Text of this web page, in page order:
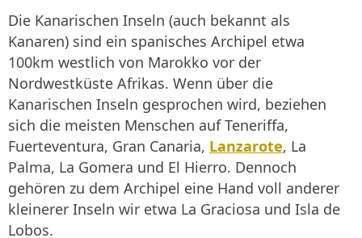
Die Kanarischen Inseln (auch bekannt als
Kanaren) sind ein spanisches Archipel etwa
100km westlich von Marokko vor der
Nordwestküste Afrikas. Wenn über die
Kanarischen Inseln gesprochen wird, beziehen
sich die meisten Menschen auf Teneriffa,
Fuerteventura, Gran Canaria, Lanzarote, La
Palma, La Gomera und El Hierro. Dennoch
gehören zu dem Archipel eine Hand voll anderer
kleinerer Inseln wir etwa La Graciosa und Isla de
Lobos.